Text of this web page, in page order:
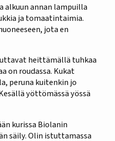
alkuun annan lampuilla
ja tomaatintaimia.
jota en
heittämällä tuhkaa
on roudassa. Kukat
peruna kuitenkin jo
yöttömässä yössä
kurissa Biolanin
säily. Olin istuttamassa